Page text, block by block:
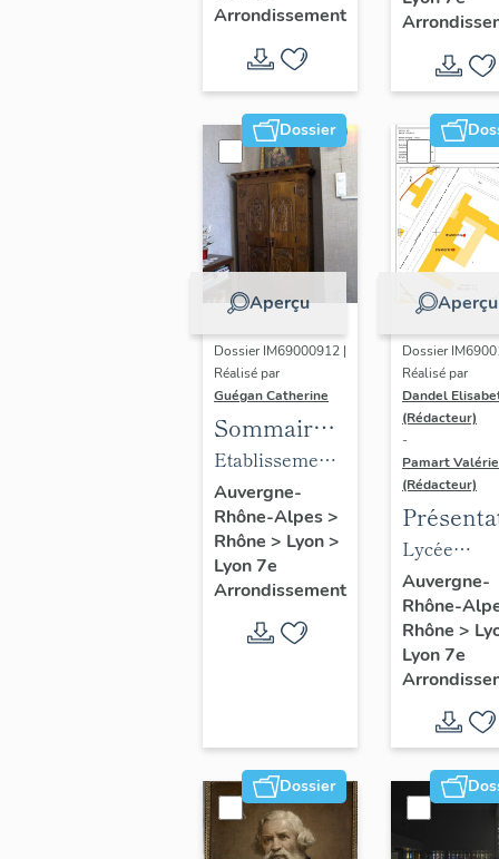
Gilbert-Dru
Arrondissement
Saint-
Dossier
Aperçu
Dossier IM69000912 |
Réalisé par
Guégan Catherine
Sommaire
objets
mobiliers :
Mobilier du
foyer
arménien
de jeunes
filles Saint-
Etablissement
médical
Clinique
gynécologique
et
d'accouchement
du docteur
de jeunes filles
Saint-Grégoire
Auvergne-
Rhône-Alpes>
Rhône > Lyon>
Lyon 7e
Arrondissement
Aperçu
Dossier
Réalisé par
Dandel
(Rédacteur)
-
Pamart Valérie
(Rédacteur)
des 1%
Lycée
Louise
Lycée
Louise
Auvergne-
Rhône-
Rhône >
Lyon 7e
Dossier